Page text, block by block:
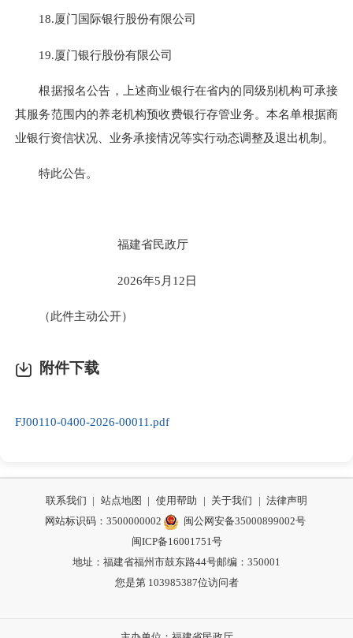
18.厦门国际银行股份有限公司
19.厦门银行股份有限公司
根据报名公告，上述商业银行在省内的同级别机构可承接
其服务范围内的养老机构预收费银行存管业务。本名单根据商
业银行资信状况、业务承接情况等实行动态调整及退出机制。
特此公告。
福建省民政厅
2026年5月12日
（此件主动公开）
附件下载
FJ00110-0400-2026-00011.pdf
联系我们 | 站点地图 | 使用帮助 | 关于我们 | 法律声明
网站标识码：3500000002
闽公网安备35000899002号
闽ICP备16001751号
地址：福建省福州市鼓东路44号邮编：350001
您是第 103985387位访问者